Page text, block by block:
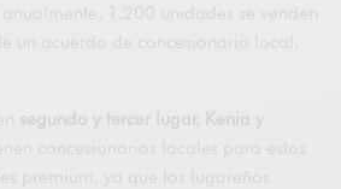
1.200 unidades se venden
un acuerdo de concesionario local,
segundo y tercer lugar, Kenia y
concesionarios locales para estos
premium, ya que los lugareños